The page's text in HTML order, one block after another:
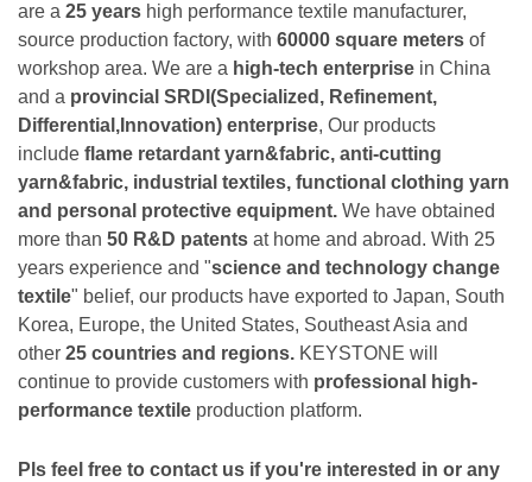
are a 25 years high performance textile manufacturer,
source production factory, with 60000 square meters of
workshop area. We are a high-tech enterprise in China
and a provincial SRDI(Specialized, Refinement,
Differential,Innovation) enterprise, Our products
include flame retardant yarn&fabric, anti-cutting
yarn&fabric, industrial textiles, functional clothing yarn
and personal protective equipment. We have obtained
more than 50 R&D patents at home and abroad. With 25
years experience and "science and technology change
textile" belief, our products have exported to Japan, South
Korea, Europe, the United States, Southeast Asia and
other 25 countries and regions. KEYSTONE will
continue to provide customers with professional high-
performance textile production platform.
Pls feel free to contact us if you're interested in or any